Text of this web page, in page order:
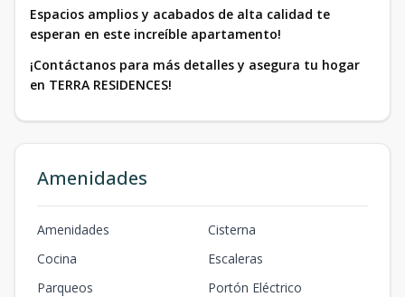
Espacios amplios y acabados de alta calidad te
esperan en este increíble apartamento!
¡Contáctanos para más detalles y asegura tu hogar
en TERRA RESIDENCES!
Amenidades
Amenidades
Cisterna
Cocina
Escaleras
Parqueos
Portón Eléctrico